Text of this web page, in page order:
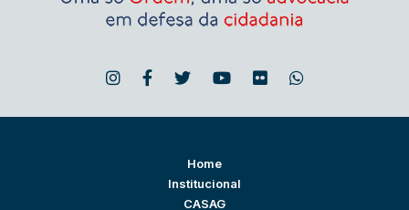
Home
Institucional
CASAG